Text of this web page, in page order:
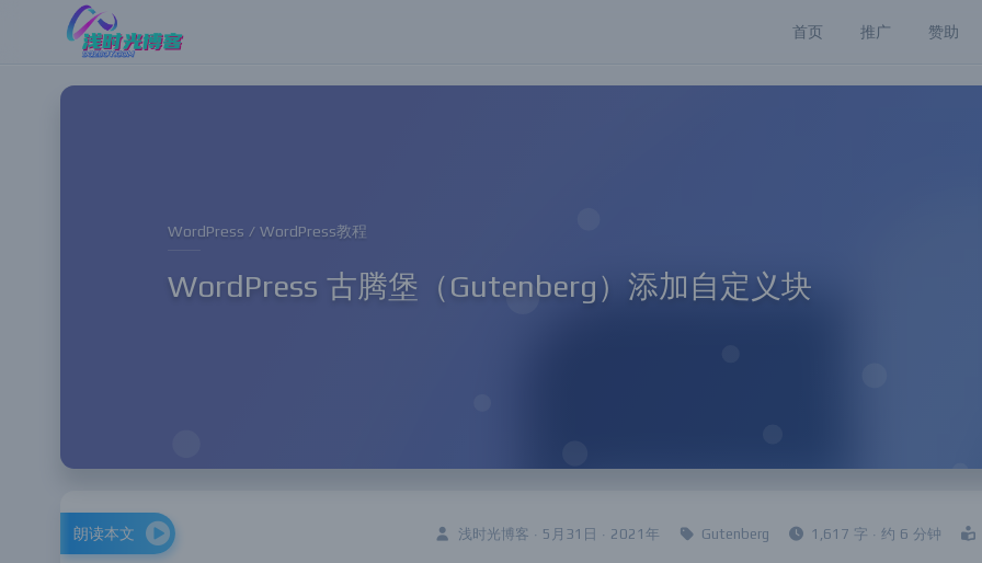
首页 推广 赞助
WordPress / WordPress教程
WordPress 古腾堡（Gutenberg）添加自定义块
浅时光博客 · 5月31日 · 2021年 Gutenberg 1,617 字 · 约 6 分钟
朗读本文